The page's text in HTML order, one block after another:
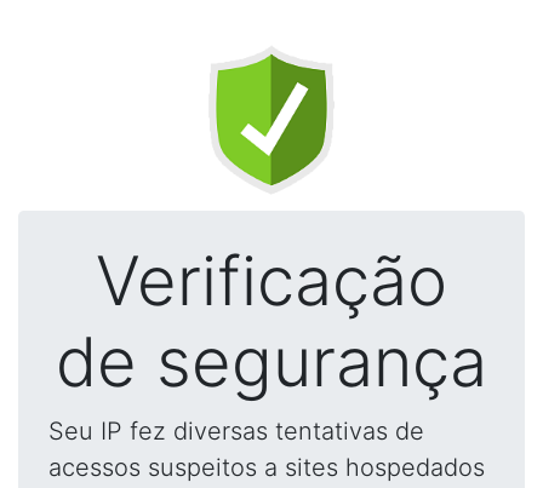
Verificação
de segurança
Seu IP fez diversas tentativas de
acessos suspeitos a sites hospedados